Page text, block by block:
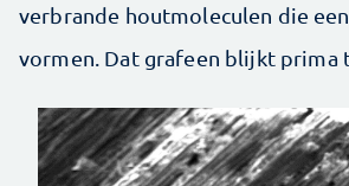
verbrande houtmoleculen die een
vormen. Dat grafeen blijkt prima